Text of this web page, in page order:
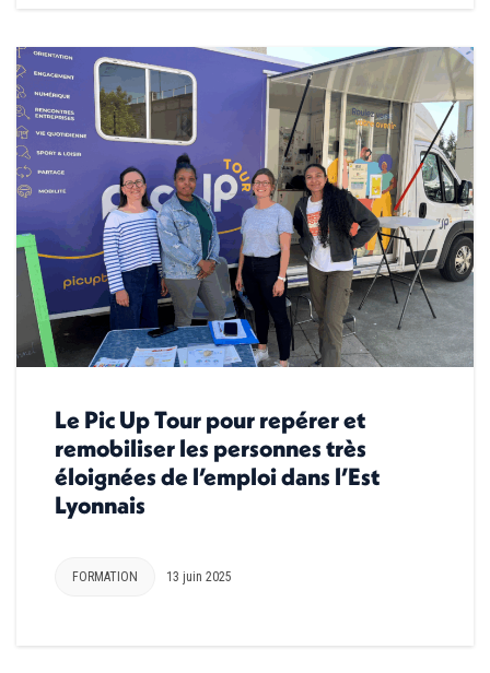
Le Pic Up Tour pour repérer et
remobiliser les personnes très
éloignées de l’emploi dans l’Est
Lyonnais
FORMATION 13 juin 2025